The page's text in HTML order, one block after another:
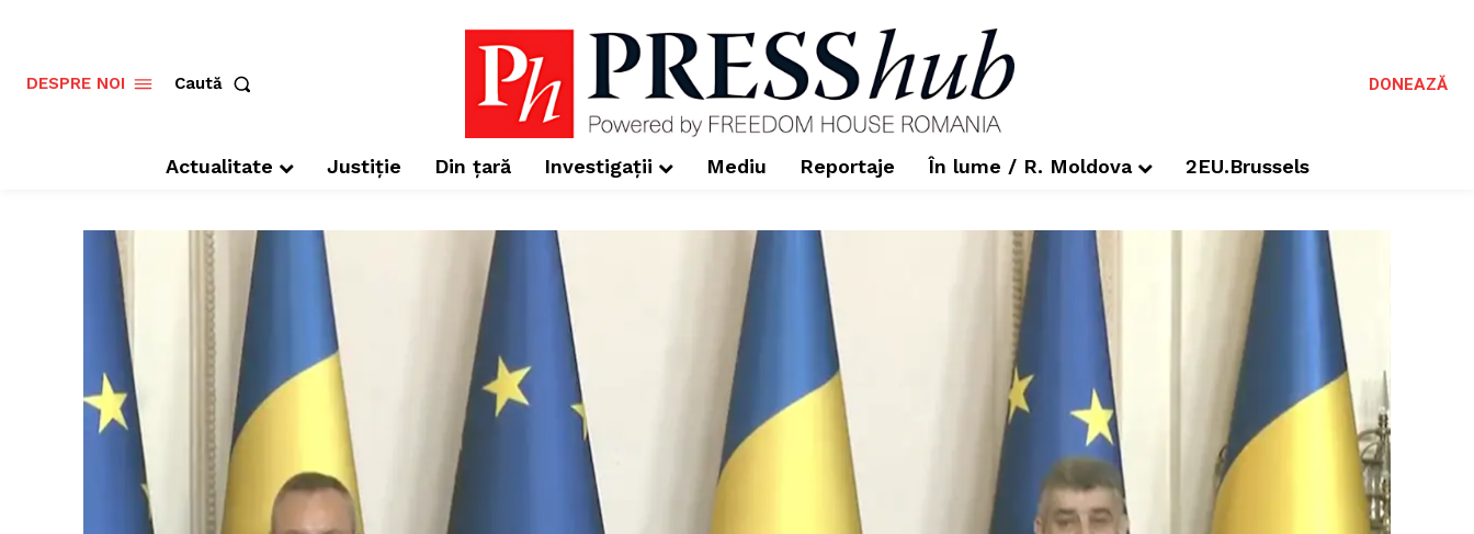
DESPRE NOI Caută DONEAZĂ
Actualitate Justiție Din țară Investigații Mediu Reportaje În lume / R. Moldova 2EU.Brussels